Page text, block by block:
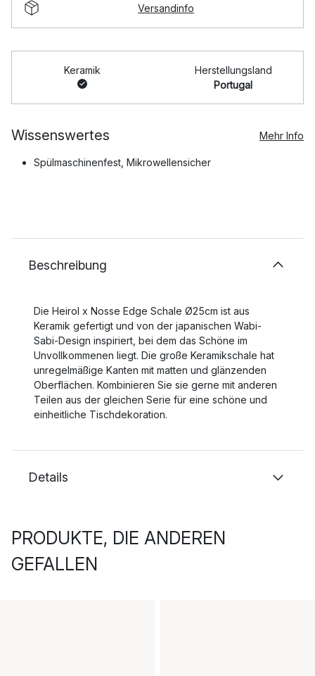
Versandinfo
Keramik
Herstellungsland
Portugal
Wissenswertes Mehr Info
Spülmaschinenfest, Mikrowellensicher
Beschreibung
Die Heirol x Nosse Edge Schale Ø25cm ist aus
Keramik gefertigt und von der japanischen Wabi-
Sabi-Design inspiriert, bei dem das Schöne im
Unvollkommenen liegt. Die große Keramikschale hat
unregelmäßige Kanten mit matten und glänzenden
Oberflächen. Kombinieren Sie sie gerne mit anderen
Teilen aus der gleichen Serie für eine schöne und
einheitliche Tischdekoration.
Details
PRODUKTE, DIE ANDEREN
GEFALLEN